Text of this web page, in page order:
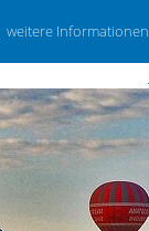
weitere Informationen